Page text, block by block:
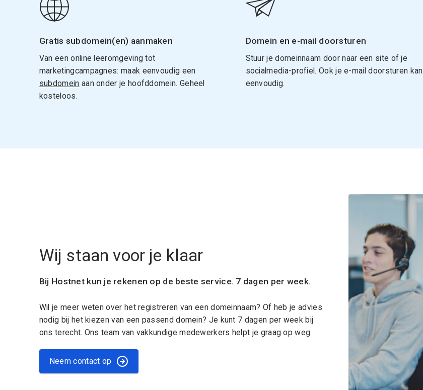
Gratis subdomein(en) aanmaken
Van een online leeromgeving tot
marketingcampagnes: maak eenvoudig een
subdomein aan onder je hoofddomein. Geheel
kosteloos.
Domein en e-mail doorsturen
Stuur je domeinnaam door naar een site of je
socialmedia-profiel. Ook je e-mail doorsturen kan
eenvoudig.
Wij staan voor je klaar
Bij Hostnet kun je rekenen op de beste service. 7 dagen per week.
Wil je meer weten over het registreren van een domeinnaam? Of heb je advies
nodig bij het kiezen van een passend domein? Je kunt 7 dagen per week bij
ons terecht. Ons team van vakkundige medewerkers helpt je graag op weg.
Neem contact op